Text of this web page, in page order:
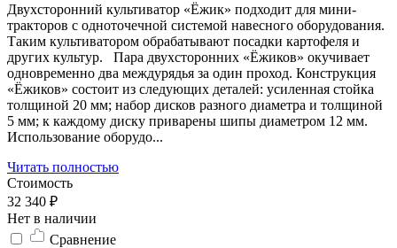
Двухсторонний культиватор «Ёжик» подходит для мини-
тракторов с одноточечной системой навесного оборудования.
Таким культиватором обрабатывают посадки картофеля и
других культур. Пара двухсторонних «Ёжиков» окучивает
одновременно два междурядья за один проход. Конструкция
«Ёжиков» состоит из следующих деталей: усиленная стойка
толщиной 20 мм; набор дисков разного диаметра и толщиной
5 мм; к каждому диску приварены шипы диаметром 12 мм.
Использование оборудо...
Читать полностью
Стоимость
32 340 ₽
Нет в наличии
Сравнение